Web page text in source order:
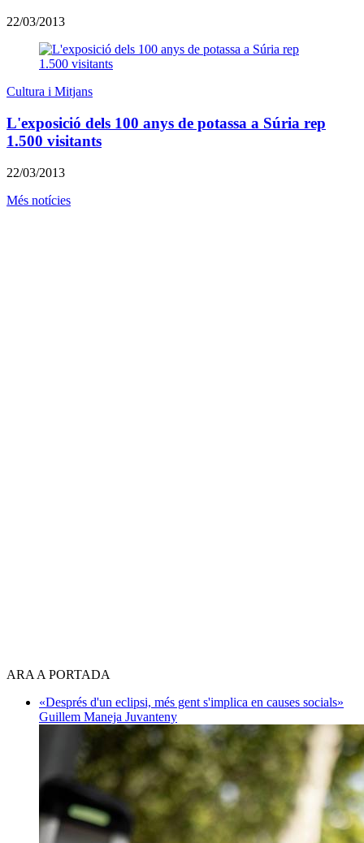
22/03/2013
Cultura i Mitjans
L'exposició dels 100 anys de potassa a Súria rep
1.500 visitants
22/03/2013
Més notícies
ARA A PORTADA
«Després d'un eclipsi, més gent s'implica en causes socials»
Guillem Maneja Juvanteny